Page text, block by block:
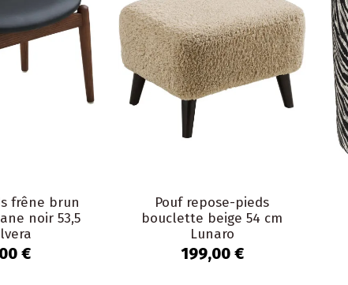
frêne brun
noir 53,5
€
Pouf repose-pieds
bouclette beige 54 cm
Lunaro
199,00 €